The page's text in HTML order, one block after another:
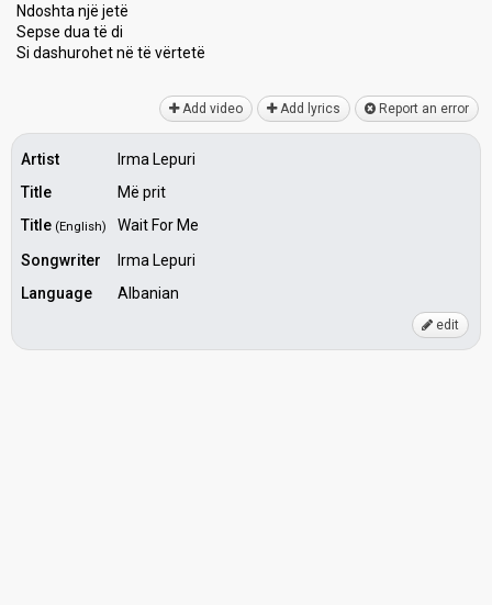
Ndoshta një jetë
Sepse dua të di
Si dаѕhurohet në të vërtetë
Add video Add lyrics Report an error
Artist
Irma Lepuri
Title
Më prit
Title (English)
Wait For Me
Songwriter
Irma Lepuri
Language
Albanian
edit